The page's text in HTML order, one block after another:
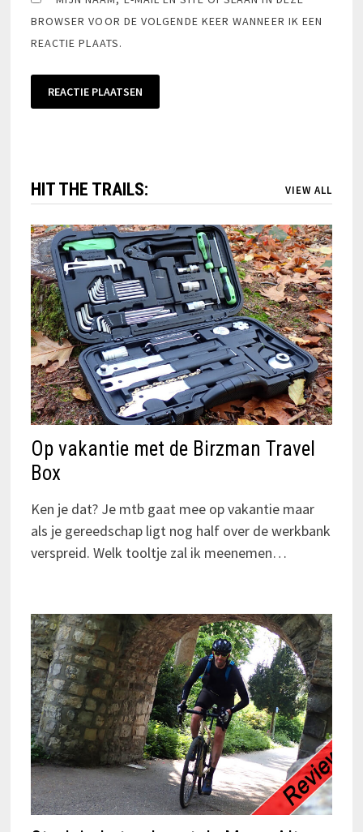
BROWSER VOOR DE VOLGENDE KEER WANNEER IK EEN
REACTIE PLAATS.
HIT THE TRAILS: VIEW ALL
Op vakantie met de Birzman Travel
Box
Ken je dat? Je mtb gaat mee op vakantie maar
als je gereedschap ligt nog half over de werkbank
verspreid. Welk tooltje zal ik meenemen…